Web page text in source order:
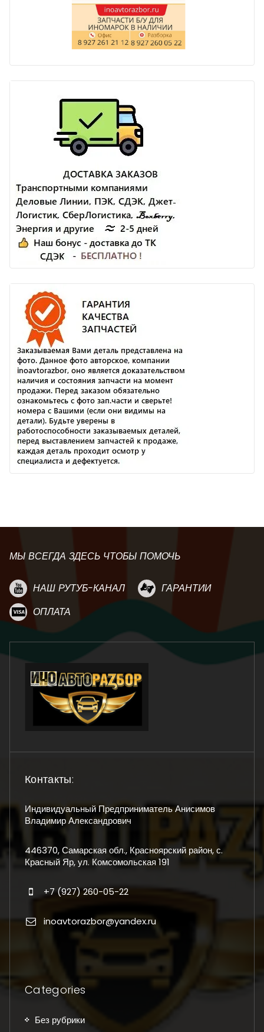
МЫ ВСЕГДА ЗДЕСЬ ЧТОБЫ ПОМОЧЬ
НАШ РУТУБ-КАНАЛ
ГАРАНТИИ
ОПЛАТА
Контакты:
Индивидуальный Предприниматель Анисимов
Владимир Александрович
446370, Самарская обл., Красноярский район, с.
Красный Яр, ул. Комсомольская 191
+7 (927) 260-05-22
inoavtorazbor@yandex.ru
Categories
Без рубрики